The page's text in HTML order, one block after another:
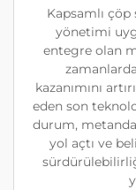
Kapsamlı
yönetimi
entegre olan
kazanımını
eden son
durum,
yol açtı ve